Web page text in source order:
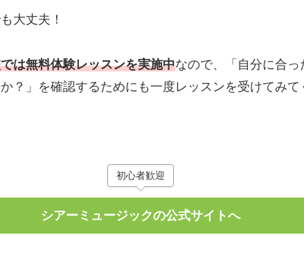
大丈夫！
は無料体験レッスンを実施中なので、「自分に合
？」を確認するためにも一度レッスンを受けてみて
初心者歓迎
シアーミュージックの公式サイトへ